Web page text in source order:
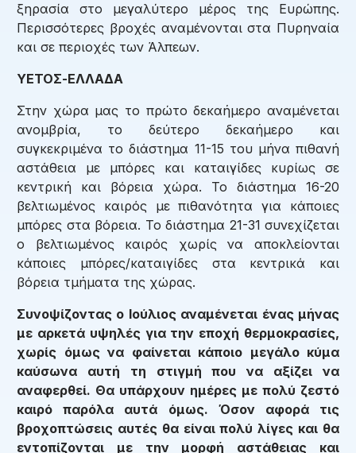
ξηρασία στο μεγαλύτερο μέρος της Ευρώπης.
Περισσότερες βροχές αναμένονται στα Πυρηναία
και σε περιοχές των Άλπεων.
ΥΕΤΟΣ-ΕΛΛΑΔΑ
Στην χώρα μας το πρώτο δεκαήμερο αναμένεται
ανομβρία, το δεύτερο δεκαήμερο και
συγκεκριμένα το διάστημα 11-15 του μήνα πιθανή
αστάθεια με μπόρες και καταιγίδες κυρίως σε
κεντρική και βόρεια χώρα. Το διάστημα 16-20
βελτιωμένος καιρός με πιθανότητα για κάποιες
μπόρες στα βόρεια. Το διάστημα 21-31 συνεχίζεται
ο βελτιωμένος καιρός χωρίς να αποκλείονται
κάποιες μπόρες/καταιγίδες στα κεντρικά και
βόρεια τμήματα της χώρας.
Συνοψίζοντας ο Ιούλιος αναμένεται ένας μήνας
με αρκετά υψηλές για την εποχή θερμοκρασίες,
χωρίς όμως να φαίνεται κάποιο μεγάλο κύμα
καύσωνα αυτή τη στιγμή που να αξίζει να
αναφερθεί. Θα υπάρχουν ημέρες με πολύ ζεστό
καιρό παρόλα αυτά όμως. Όσον αφορά τις
βροχοπτώσεις αυτές θα είναι πολύ λίγες και θα
εντοπίζονται με την μορφή αστάθειας και